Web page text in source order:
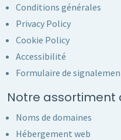
Conditions générales
Privacy Policy
Cookie Policy
Accessibilité
Formulaire de
Notre assortiment
Noms de domaines
Hébergement web